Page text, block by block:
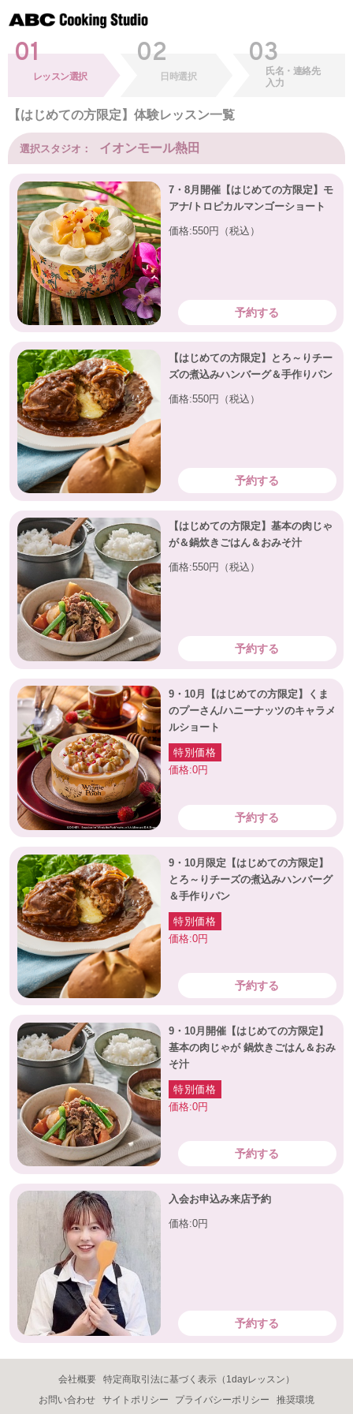
01
レッスン選択
02
日時選択
03
氏名・連絡先
入力
【はじめての方限定】体験レッスン一覧
選択スタジオ： イオンモール熱田
7・8月開催【はじめての方限定】モ
アナ/トロピカルマンゴーショート
価格:550円（税込）
予約する
【はじめての方限定】とろ～りチー
ズの煮込みハンバーグ＆手作りパン
価格:550円（税込）
予約する
【はじめての方限定】基本の肉じゃ
が＆鍋炊きごはん＆おみそ汁
価格:550円（税込）
予約する
9・10月【はじめての方限定】くま
のプーさん/ハニーナッツのキャラメ
ルショート
特別価格
価格:0円
予約する
9・10月限定【はじめての方限定】
とろ～りチーズの煮込みハンバーグ
＆手作りパン
特別価格
価格:0円
予約する
9・10月開催【はじめての方限定】
基本の肉じゃが 鍋炊きごはん＆おみ
そ汁
特別価格
価格:0円
予約する
入会お申込み来店予約
価格:0円
予約する
会社概要
特定商取引法に基づく表示（1dayレッスン）
お問い合わせ
サイトポリシー プライバシーポリシー 推奨環境